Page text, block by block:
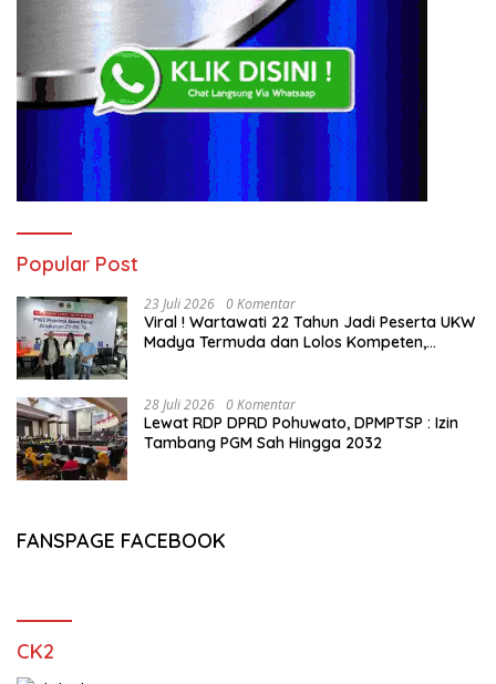
Popular Post
23 Juli 2026 0 Komentar
Viral ! Wartawati 22 Tahun Jadi Peserta UKW
Madya Termuda dan Lolos Kompeten,
28 Juli 2026 0 Komentar
Lewat RDP DPRD Pohuwato, DPMPTSP : Izin
Tambang PGM Sah Hingga 2032
FANSPAGE FACEBOOK
CK2